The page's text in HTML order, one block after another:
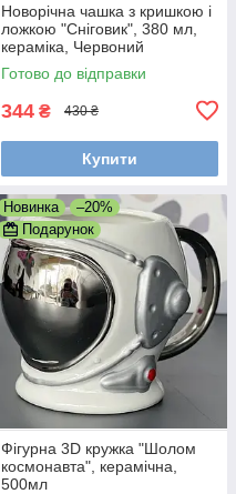
Новорічна чашка з кришкою і
ложкою "Сніговик", 380 мл,
кераміка, Червоний
Готово до відправки
344 ₴ 430 ₴
Купити
Новинка
–20%
Подарунок
Фігурна 3D кружка "Шолом
космонавта", керамічна,
500мл